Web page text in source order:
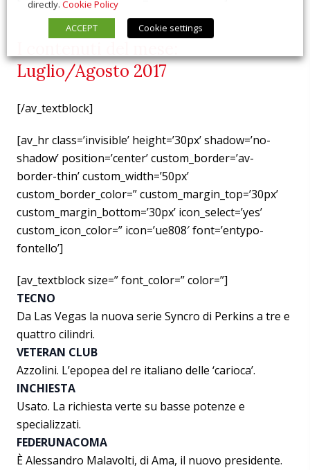
Luglio/Agosto 2017
[/av_textblock]
[av_hr class=’invisible’ height=’30px’ shadow=’no-
shadow’ position=’center’ custom_border=’av-
border-thin’ custom_width=’50px’
custom_border_color=” custom_margin_top=’30px’
custom_margin_bottom=’30px’ icon_select=’yes’
custom_icon_color=” icon=’ue808′ font=’entypo-
fontello’]
[av_textblock size=” font_color=” color=”]
TECNO
Da Las Vegas la nuova serie Syncro di Perkins a tre e
quattro cilindri.
VETERAN CLUB
Azzolini. L’epopea del re italiano delle ‘carioca’.
INCHIESTA
Usato. La richiesta verte su basse potenze e
specializzati.
FEDERUNACOMA
È Alessandro Malavolti, di Ama, il nuovo presidente.
directly. Cookie Policy
ACCEPT
Cookie settings